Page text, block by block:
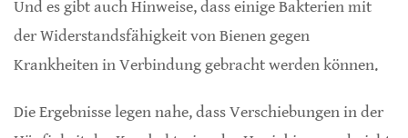
Und es gibt auch Hinweise, dass einige Bakterien mit
der Widerstandsfähigkeit von Bienen gegen
Krankheiten in Verbindung gebracht werden können.
Die Ergebnisse legen nahe, dass Verschiebungen in der